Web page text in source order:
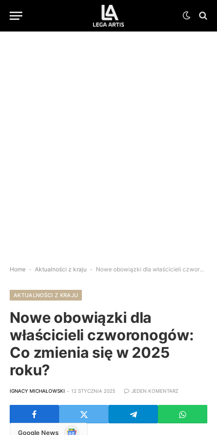
Home - Aktualności z kraju - Nowe obowiązki dla właścicieli czworonogów: Co zmienia się w 2025 roku?
AKTUALNOŚCI Z KRAJU
Nowe obowiązki dla
właścicieli czworonogów:
Co zmienia się w 2025
roku?
IGNACY MICHAŁOWSKI 12 STYCZNIA 2025 JEDEN KOMENTARZ
Google News Google